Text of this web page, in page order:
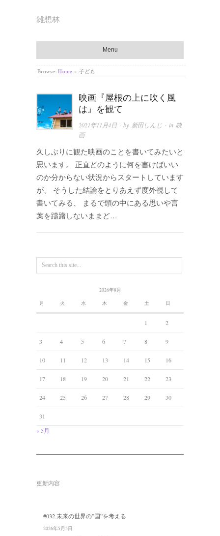
雑想林
Menu
Browse: Home » 子ども
映画『屋根の上に吹く風
は』を観て
2021年11月4日· by 新田しんじ · in 映
画
久しぶりに観た映画のことを書いてみたいと
思います。 正直どのように何を書けばいい
のか分からない状況からスタートしています
が、 そうした結論をとりあえず度外視して
書いてみる、 まるで頭の中にある思いや言
葉を躊躇しないままど…
2026年8月
月 火 水 木 金 土 日
1 2
3 4 5 6 7 8 9
10 11 12 13 14 15 16
17 18 19 20 21 22 23
24 25 26 27 28 29 30
31
« 5月
更新内容
#032 未来の世界の”国”を考える
2026年5月5日